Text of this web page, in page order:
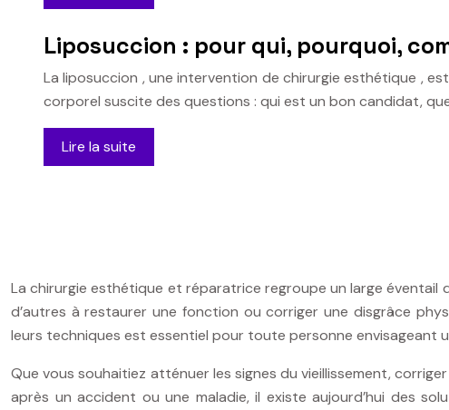
Liposuccion : pour qui, pourquoi,
La liposuccion , une intervention de chirurgie esthétique ,
corporel suscite des questions : qui est un bon candidat,
Lire la suite
La chirurgie esthétique et réparatrice regroupe un large éventail
d’autres à restaurer une fonction ou corriger une disgrâce
leurs techniques est essentiel pour toute personne envisageant
Que vous souhaitiez atténuer les signes du vieillissement,
après un accident ou une maladie, il existe aujourd’hui des